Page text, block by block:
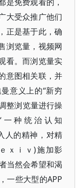
大受众推广他们
正是基于此，确
浏览量，视频网
看。而浏览量实
意图相关联，并
意义上的“新穷
整浏览量进行操
种统治认知
人的精神，对精
ｘｉｖ)施加影
当然会希望和渴
一些大型的APP